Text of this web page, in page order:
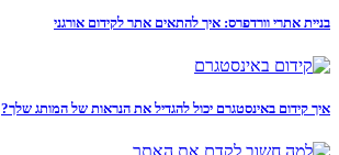
בניית אתרי וורדפרס: איך להתאים אתר לקידום אורגני
איך קידום באינסטגרם יכול להגדיל את הנראות של המותג שלך?